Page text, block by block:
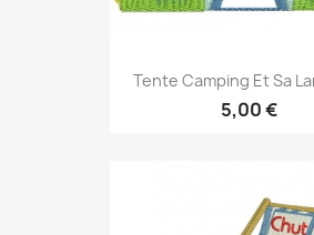
Tente Camping Et Sa
5,00 €